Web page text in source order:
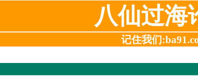
八仙过海
记住我们